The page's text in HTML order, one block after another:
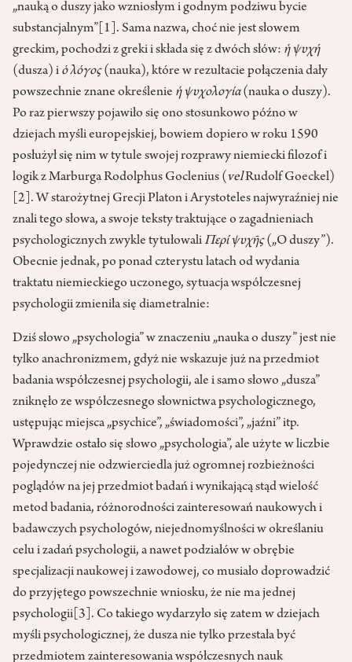
„nauką o duszy jako wzniosłym i godnym podziwu bycie
substancjalnym” [1] . Sama nazwa, choć nie jest słowem
greckim, pochodzi z greki i składa się z dwóch słów: ἡψυχή
(dusza) i ὁλόγος(nauka), które w rezultacie połączenia dały
powszechnie znane określenie ἡψυχολογία(nauka o duszy).
Po raz pierwszy pojawiło się ono stosunkowo późno w
dziejach myśli europejskiej, bowiem dopiero w roku 1590
posłużył się nim w tytule swojej rozprawy niemiecki filozof i
logik z Marburga Rodolphus Goclenius (velRudolf Goeckel)
[2] . W starożytnej Grecji Platon i Arystoteles najwyraźniej nie
znali tego słowa, a swoje teksty traktujące o zagadnieniach
psychologicznych zwykle tytułowaliΠερί ψυχῆς(„O duszy”).
Obecnie jednak, po ponad czterystu latach od wydania
traktatu niemieckiego uczonego, sytuacja współczesnej
psychologii zmieniła się diametralnie:
Dziś słowo „psychologia” w znaczeniu „nauka o duszy” jest nie
tylko anachronizmem, gdyż nie wskazuje już na przedmiot
badania współczesnej psychologii, ale i samo słowo „dusza”
zniknęło ze współczesnego słownictwa psychologicznego,
ustępując miejsca „psychice”, „świadomości”, „jaźni” itp.
Wprawdzie ostało się słowo „psychologia”, ale użyte w liczbie
pojedynczej nie odzwierciedla już ogromnej rozbieżności
poglądów na jej przedmiot badań i wynikającą stąd wielość
metod badania, różnorodności zainteresowań naukowych i
badawczych psychologów, niejednomyślności w określaniu
celu i zadań psychologii, a nawet podziałów w obrębie
specjalizacji naukowej i zawodowej, co musiało doprowadzić
do przyjętego powszechnie wniosku, że nie ma jednej
psychologii [3] . Co takiego wydarzyło się zatem w dziejach
myśli psychologicznej, że dusza nie tylko przestała być
przedmiotem zainteresowania współczesnych nauk